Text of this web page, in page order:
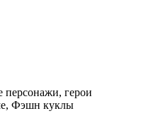
герои
Фэшн куклы